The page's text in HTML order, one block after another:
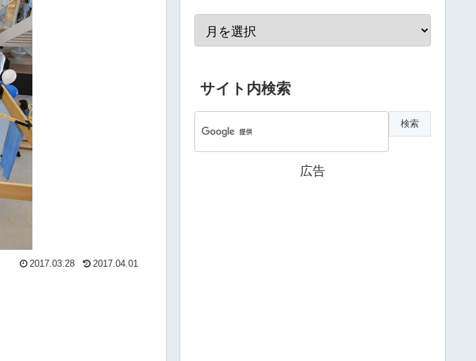
2017.03.28 2017.04.01
サイト内検索
広告